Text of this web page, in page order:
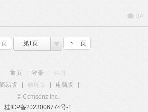
34
页 第1页 下一页
首页 登录
注册
简易版
触屏版 电脑版
© Comsenz Inc.
桂ICP备2023006774号-1